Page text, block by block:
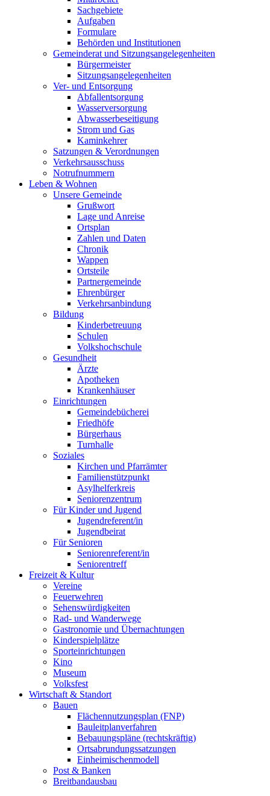
Sachgebiete
Aufgaben
Formulare
Behörden und Institutionen
Gemeinderat und Sitzungsangelegenheiten
Bürgermeister
Sitzungsangelegenheiten
Ver- und Entsorgung
Abfallentsorgung
Wasserversorgung
Abwasserbeseitigung
Strom und Gas
Kaminkehrer
Satzungen & Verordnungen
Verkehrsausschuss
Notrufnummern
Leben & Wohnen
Unsere Gemeinde
Grußwort
Lage und Anreise
Ortsplan
Zahlen und Daten
Chronik
Wappen
Ortsteile
Partnergemeinde
Ehrenbürger
Verkehrsanbindung
Bildung
Kinderbetreuung
Schulen
Volkshochschule
Gesundheit
Ärzte
Apotheken
Krankenhäuser
Einrichtungen
Gemeindebücherei
Friedhöfe
Bürgerhaus
Turnhalle
Soziales
Kirchen und Pfarrämter
Familienstützpunkt
Asylhelferkreis
Seniorenzentrum
Für Kinder und Jugend
Jugendreferent/in
Jugendbeirat
Für Senioren
Seniorenreferent/in
Seniorentreff
Freizeit & Kultur
Vereine
Feuerwehren
Sehenswürdigkeiten
Rad- und Wanderwege
Gastronomie und Übernachtungen
Kinderspielplätze
Sporteinrichtungen
Kino
Museum
Volksfest
Wirtschaft & Standort
Bauen
Flächennutzungsplan (FNP)
Bauleitplanverfahren
Bebauungspläne (rechtskräftig)
Ortsabrundungssatzungen
Einheimischenmodell
Post & Banken
Breitbandausbau